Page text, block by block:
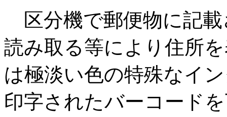
区分機で郵便物に記
読み取る等により住所
は極淡い色の特殊なイ
印字されたバーコード